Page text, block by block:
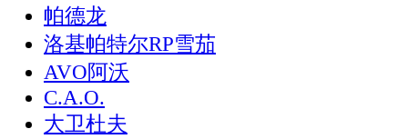
帕德龙
洛基帕特尔RP雪茄
AVO阿沃
C.A.O.
大卫杜夫